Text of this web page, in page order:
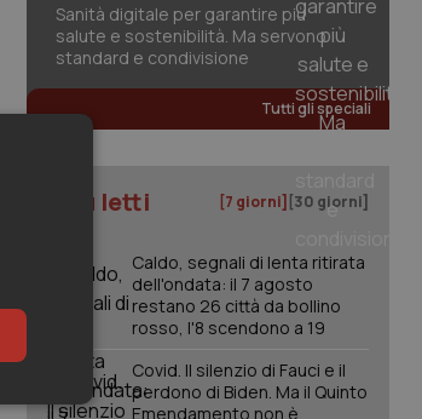
Sanità digitale per garantire più
salute e sostenibilità. Ma servono
standard e condivisione
Tutti gli speciali
I più letti [7 giorni] [30 giorni]
Caldo, segnali di lenta ritirata
dell'ondata: il 7 agosto
restano 26 città da bollino
rosso, l'8 scendono a 19
Covid. Il silenzio di Fauci e il
perdono di Biden. Ma il Quinto
Emendamento non è